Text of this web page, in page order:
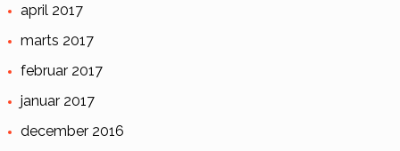
april 2017
marts 2017
februar 2017
januar 2017
december 2016